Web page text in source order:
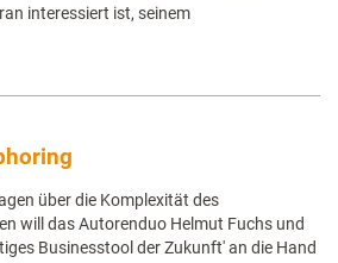
interessiert ist, seinem
über die Komplexität des
will das Autorenduo Helmut Fuchs und
Businesstool der Zukunft' an die Hand